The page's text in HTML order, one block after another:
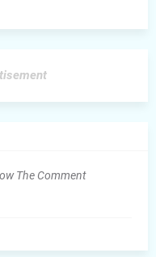
The Comment